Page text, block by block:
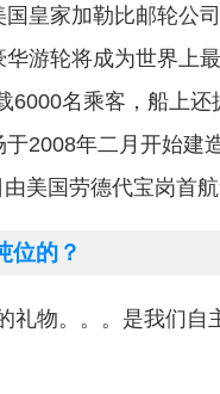
皇家加勒比邮轮公
游轮将成为世界上
6000名乘客，船上
2008年二月开始建
美国劳德代宝岗首
位的？
礼物。。。是我们自